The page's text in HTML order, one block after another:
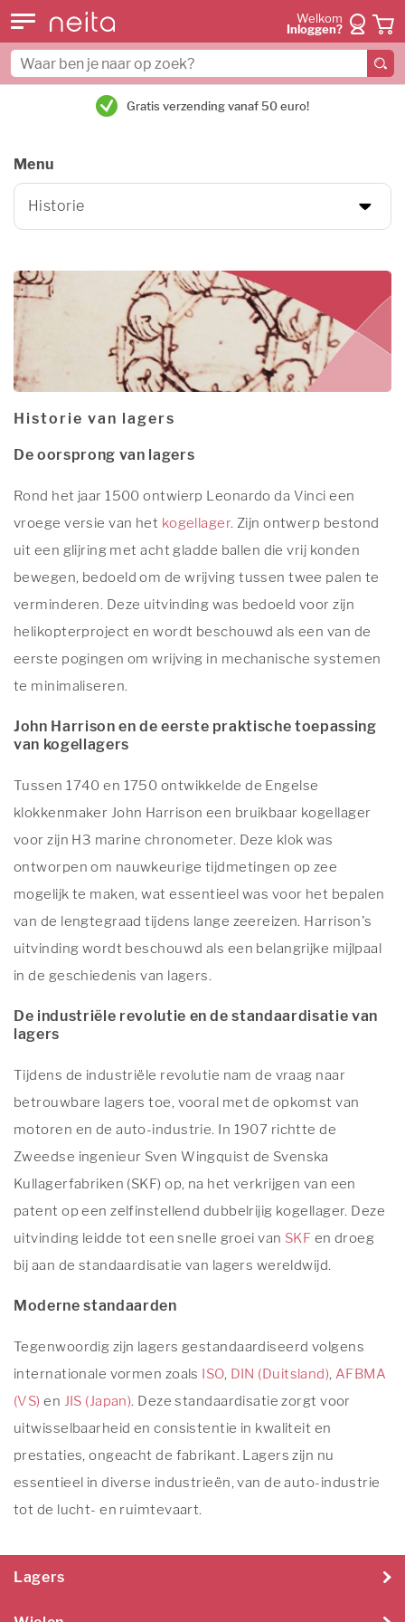
Welkom
Inloggen?
Gratis verzending vanaf 50 euro!
Menu
Historie van lagers
De oorsprong van lagers
Rond het jaar 1500 ontwierp Leonardo da Vinci een
vroege versie van het kogellager. Zijn ontwerp bestond
uit een glijring met acht gladde ballen die vrij konden
bewegen, bedoeld om de wrijving tussen twee palen te
verminderen. Deze uitvinding was bedoeld voor zijn
helikopterproject en wordt beschouwd als een van de
eerste pogingen om wrijving in mechanische systemen
te minimaliseren.
John Harrison en de eerste praktische toepassing
van kogellagers
Tussen 1740 en 1750 ontwikkelde de Engelse
klokkenmaker John Harrison een bruikbaar kogellager
voor zijn H3 marine chronometer. Deze klok was
ontworpen om nauwkeurige tijdmetingen op zee
mogelijk te maken, wat essentieel was voor het bepalen
van de lengtegraad tijdens lange zeereizen. Harrison's
uitvinding wordt beschouwd als een belangrijke mijlpaal
in de geschiedenis van lagers.
De industriële revolutie en de standaardisatie van
lagers
Tijdens de industriële revolutie nam de vraag naar
betrouwbare lagers toe, vooral met de opkomst van
motoren en de auto-industrie. In 1907 richtte de
Zweedse ingenieur Sven Wingquist de Svenska
Kullagerfabriken (SKF) op, na het verkrijgen van een
patent op een zelfinstellend dubbelrijig kogellager. Deze
uitvinding leidde tot een snelle groei van SKF en droeg
bij aan de standaardisatie van lagers wereldwijd.
Moderne standaarden
Tegenwoordig zijn lagers gestandaardiseerd volgens
internationale vormen zoals ISO, DIN (Duitsland),AFBMA
(VS) en JIS (Japan). Deze standaardisatie zorgt voor
uitwisselbaarheid en consistentie in kwaliteit en
prestaties, ongeacht de fabrikant. Lagers zijn nu
essentieel in diverse industrieën, van de auto-industrie
tot de lucht- en ruimtevaart.
Lagers